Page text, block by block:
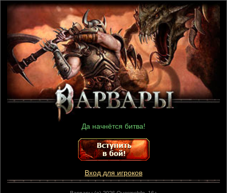
Да начнётся битва!
Вход для игроков